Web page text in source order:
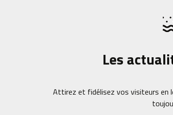
Les
Attirez et fidélisez vos visiteurs en